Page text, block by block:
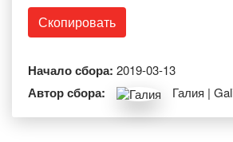
Скопировать
Начало сбора: 2019-03-13
Автор сбора: Галия |